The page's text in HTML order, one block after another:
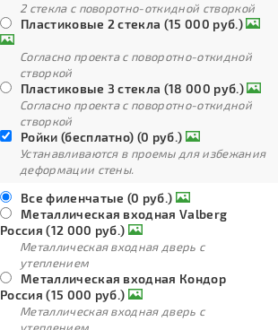
2 стекла с поворотно-откидной створкой
Пластиковые 2 стекла (15 000 руб.)
Согласно проекта с поворотно-откидной
створкой
Пластиковые 3 стекла (18 000 руб.)
Согласно проекта с поворотно-откидной
створкой
Ройки (бесплатно) (0 руб.)
Устанавливаются в проемы для избежания
деформации стены.
Все филенчатые (0 руб.)
Металлическая входная Valberg
Россия (12 000 руб.)
Металлическая входная дверь с
утеплением
Металлическая входная Кондор
Россия (15 000 руб.)
Металлическая входная дверь с